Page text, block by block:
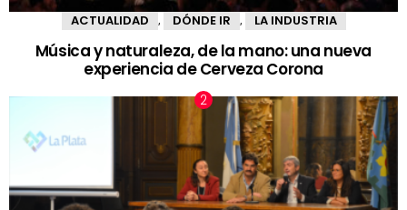
ACTUALIDAD , DÓNDE IR , LA INDUSTRIA
Música y naturaleza, de la mano: una nueva
experiencia de Cerveza Corona